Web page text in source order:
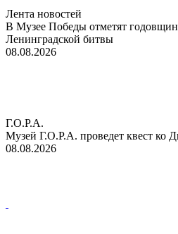
Лента новостей
В Музее Победы отметят
Ленинградской битвы
08.08.2026
Г.О.Р.А.
Музей Г.О.Р.А. проведет квест ко
08.08.2026